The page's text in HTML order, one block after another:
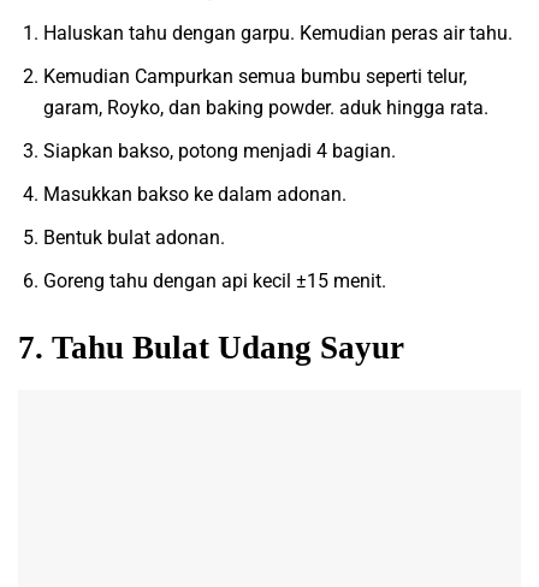
Haluskan tahu dengan garpu. Kemudian peras air tahu.
Kemudian Campurkan semua bumbu seperti telur,
garam, Royko, dan baking powder. aduk hingga rata.
Siapkan bakso, potong menjadi 4 bagian.
Masukkan bakso ke dalam adonan.
Bentuk bulat adonan.
Goreng tahu dengan api kecil ±15 menit.
7. Tahu Bulat Udang Sayur